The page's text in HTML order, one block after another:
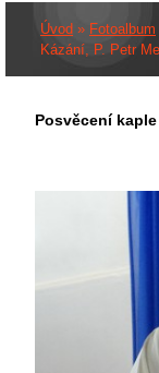
Úvod » Fotoalbum
Kázání, P. Petr
Posvěcení